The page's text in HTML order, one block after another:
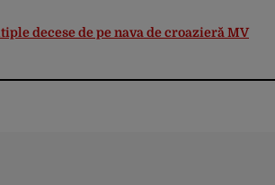
decese de pe nava de croazieră MV